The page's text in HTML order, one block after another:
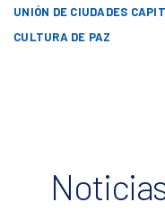
UNIÓN DE CIUDADES
CULTURA DE PAZ